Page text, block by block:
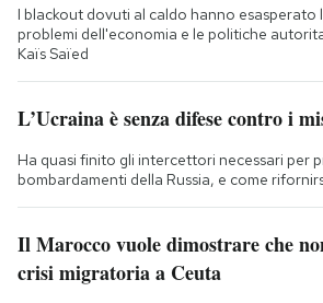
I blackout dovuti al caldo hanno esasperato
problemi dell'economia e le politiche
Kaïs Saïed
L’Ucraina è senza difese contro i
Ha quasi finito gli intercettori necessari per
bombardamenti della Russia, e come
Il Marocco vuole dimostrare che
crisi migratoria a Ceuta